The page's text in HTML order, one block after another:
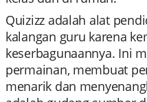
Quizizz adalah alat
kalangan guru karena
keserbagunaannya. Ini
permainan, membuat
menarik dan